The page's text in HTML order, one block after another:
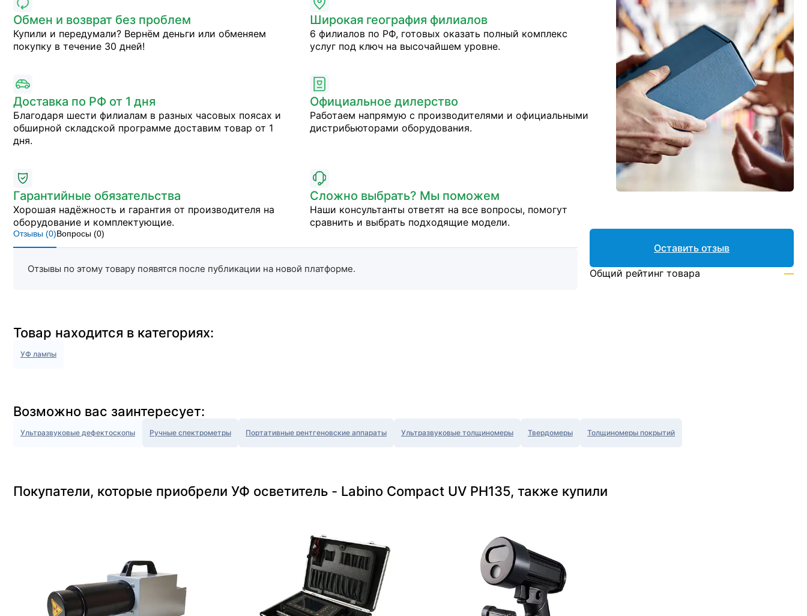
Обмен и возврат без проблем
Купили и передумали? Вернём деньги или обменяем
покупку в течение 30 дней!
Широкая география филиалов
6 филиалов по РФ, готовых оказать полный комплекс
услуг под ключ на высочайшем уровне.
Доставка по РФ от 1 дня
Благодаря шести филиалам в разных часовых поясах и
обширной складской программе доставим товар от 1
дня.
Официальное дилерство
Работаем напрямую с производителями и официальными
дистрибьюторами оборудования.
Гарантийные обязательства
Хорошая надёжность и гарантия от производителя на
оборудование и комплектующие.
Сложно выбрать? Мы поможем
Наши консультанты ответят на все вопросы, помогут
сравнить и выбрать подходящие модели.
Отзывы (0)Вопросы (0)
Отзывы по этому товару появятся после публикации на новой платформе.
Оставить отзыв
Общий рейтинг товара —
Товар находится в категориях:
УФ лампы
Возможно вас заинтересует:
Ультразвуковые дефектоскопы Ручные спектрометры Портативные рентгеновские аппараты Ультразвуковые толщиномеры Твердомеры Толщиномеры покрытий
Покупатели, которые приобрели УФ осветитель - Labino Compact UV PH135, также купили